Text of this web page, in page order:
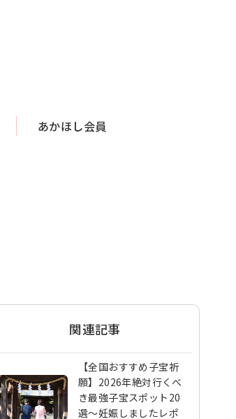
あかほし会員
関連記事
【全国おすすめ子宝祈
願】2026年絶対行くべ
き最強子宝スポット20
選〜妊娠しましたレポ